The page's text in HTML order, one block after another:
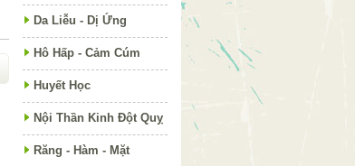
Da Liễu - Dị Ứng
Hô Hấp - Cảm Cúm
Huyết Học
Nội Thần Kinh Đột Quỵ
Răng - Hàm - Mặt